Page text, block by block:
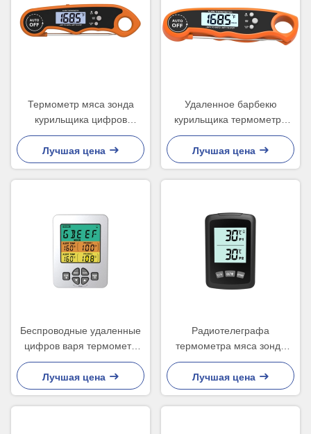
Термометр мяса зонда
курильщика цифров
двойной с сигналом
тревоги
Лучшая цена
Удаленное барбекю
курильщика термометра
мяса зонда цифров
двойное умное
Лучшая цена
Беспроводные удаленные
цифров варя термометр
мяса еды с сигналом
тревоги
Лучшая цена
Радиотелеграфа
термометра мяса зонда
Bluetooth БАРБЕКЮ гриля
двойного умное
Лучшая цена